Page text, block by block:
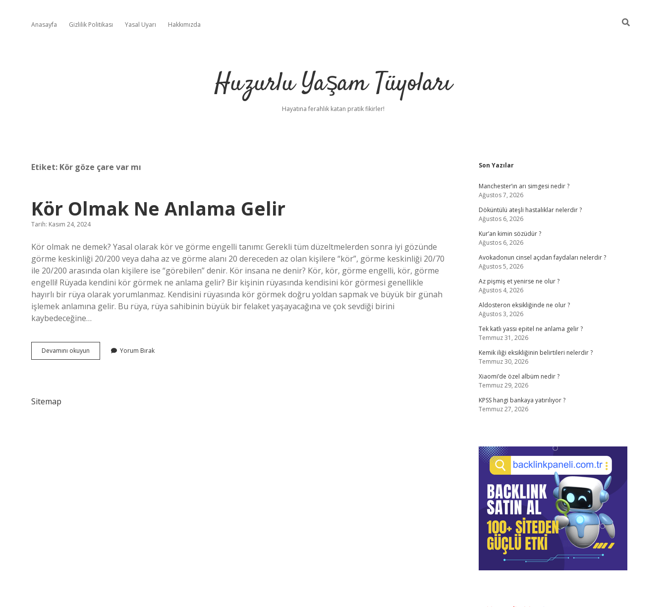
Anasayfa Gizlilik Politikası Yasal Uyarı Hakkımızda
Huzurlu Yaşam Tüyoları
Hayatına ferahlık katan pratik fikirler!
Etiket: Kör göze çare var mı
Kör Olmak Ne Anlama Gelir
Tarih: Kasım 24, 2024
Kör olmak ne demek? Yasal olarak kör ve görme engelli tanımı: Gerekli tüm düzeltmelerden sonra iyi gözünde
görme keskinliği 20/200 veya daha az ve görme alanı 20 dereceden az olan kişilere “kör”, görme keskinliği 20/70
ile 20/200 arasında olan kişilere ise “görebilen” denir. Kör insana ne denir? Kör, kör, görme engelli, kör, görme
engelli! Rüyada kendini kör görmek ne anlama gelir? Bir kişinin rüyasında kendisini kör görmesi genellikle
hayırlı bir rüya olarak yorumlanmaz. Kendisini rüyasında kör görmek doğru yoldan sapmak ve büyük bir günah
işlemek anlamına gelir. Bu rüya, rüya sahibinin büyük bir felaket yaşayacağına ve çok sevdiği birini
kaybedeceğine…
Devamını okuyun
Olmak
Yorum Bırak
Sitemap
Sidebar
Son Yazılar
Manchester’ın arı simgesi nedir ?
Ağustos 7, 2026
Döküntülü ateşli hastalıklar nelerdir ?
Ağustos 6, 2026
Kur’an kimin sözüdür ?
Ağustos 6, 2026
Avokadonun cinsel açıdan faydaları nelerdir ?
Ağustos 5, 2026
Az pişmiş et yenirse ne olur ?
Ağustos 4, 2026
Aldosteron eksikliğinde ne olur ?
Ağustos 3, 2026
Tek katlı yassı epitel ne anlama gelir ?
Temmuz 31, 2026
Kemik iliği eksikliğinin belirtileri nelerdir ?
Temmuz 30, 2026
Xiaomi’de özel albüm nedir ?
Temmuz 29, 2026
KPSS hangi bankaya yatırılıyor ?
Temmuz 27, 2026